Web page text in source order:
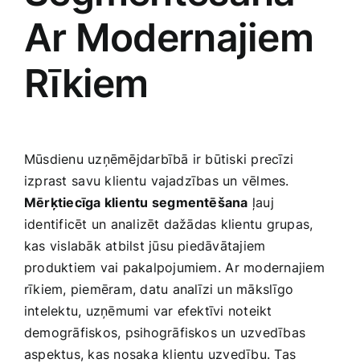
Ar Modernajiem
Rīkiem
Mūsdienu uzņēmējdarbībā ir būtiski precīzi
izprast⁢ savu klientu ⁢vajadzības un vēlmes.
Mērķtiecīga klientu segmentēšana ļauj
identificēt un analizēt dažādas klientu‌ grupas,
kas vislabāk atbilst jūsu piedāvātajiem
produktiem vai pakalpojumiem.⁢ Ar modernajiem
rīkiem, piemēram, datu analīzi un mākslīgo
intelektu, uzņēmumi var efektīvi noteikt
demogrāfiskos, psihogrāfiskos‍ un uzvedības
aspektus, kas nosaka klientu uzvedību. Tas